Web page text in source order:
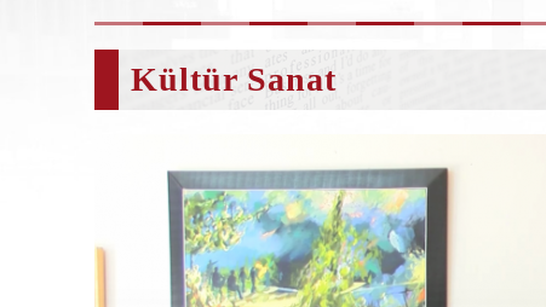
Kültür Sanat